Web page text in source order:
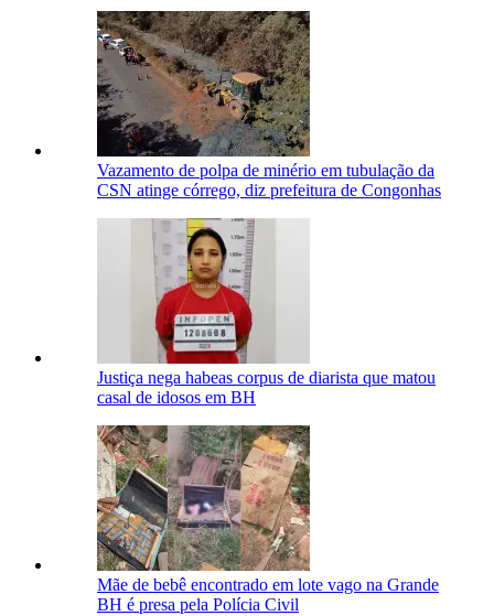
Vazamento de polpa de minério em tubulação da
CSN atinge córrego, diz prefeitura de Congonhas
Justiça nega habeas corpus de diarista que matou
casal de idosos em BH
Mãe de bebê encontrado em lote vago na Grande
BH é presa pela Polícia Civil